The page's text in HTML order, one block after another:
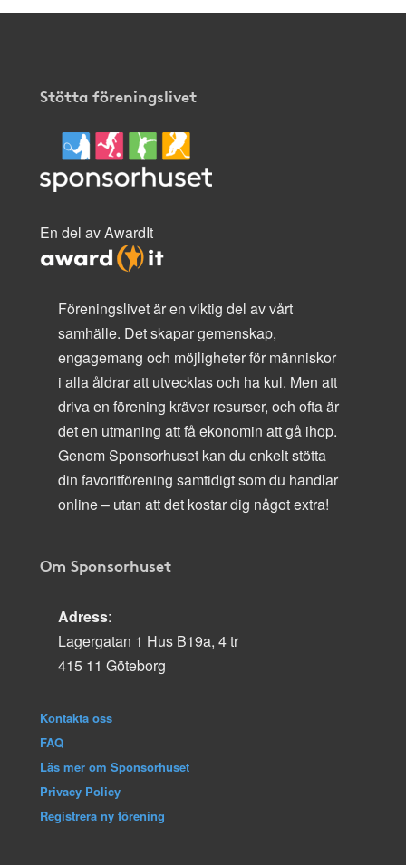
Stötta föreningslivet
En del av AwardIt
Föreningslivet är en viktig del av vårt
samhälle. Det skapar gemenskap,
engagemang och möjligheter för människor
i alla åldrar att utvecklas och ha kul. Men att
driva en förening kräver resurser, och ofta är
det en utmaning att få ekonomin att gå ihop.
Genom Sponsorhuset kan du enkelt stötta
din favoritförening samtidigt som du handlar
online – utan att det kostar dig något extra!
Om Sponsorhuset
Adress:
Lagergatan 1 Hus B19a, 4 tr
415 11 Göteborg
Kontakta oss
FAQ
Läs mer om Sponsorhuset
Privacy Policy
Registrera ny förening